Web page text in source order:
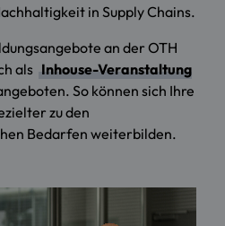
in Supply Chains.
an der OTH
als Inhouse-Veranstaltung
So können sich Ihre
zu den
Bedarfen weiterbilden.